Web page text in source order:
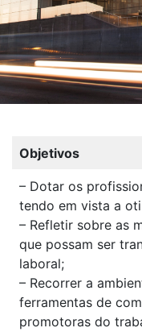
Objetivos
– Dotar os
tendo em vista a
– Refletir sobre as
que possam ser
laboral;
– Recorrer a
ferramentas de
promotoras do